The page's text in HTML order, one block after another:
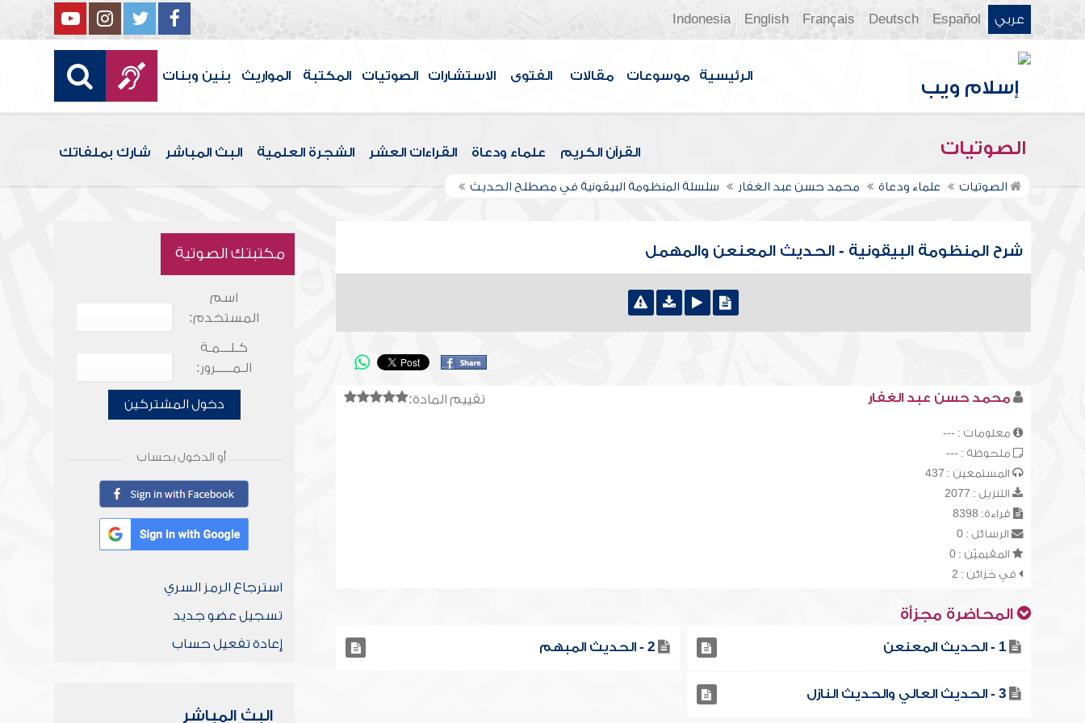
عربي Español
Deutsch
Français
English
Indonesia
الرئيسية موسوعات مقالات الفتوى الاستشارات الصوتيات المكتبة المواريث بنين وبنات
الصوتيات القرآن الكريم علماء ودعاة القراءات العشر الشجرة العلمية البث المباشر شارك بملفاتك
الصوتيات علماء ودعاة محمد حسن عبد الغفار سلسلة المنظومة البيقونية في مصطلح الحديث
شرح المنظومة البيقونية - الحديث المعنعن والمهمل
تقييم المادة: محمد حسن عبد الغفار
معلومات : ---
ملحوظة : ---
المستمعين : 437
التنزيل : 2077
قراءة: 8398
الرسائل : 0
المقيميّن : 0
في خزائن : 2
المحاضرة مجزأة
1 - الحديث المعنعن 2 - الحديث المبهم
3 - الحديث العالي والحديث النازل
مكتبتك الصوتية
اسم
المستخدم:
كـلـــمـة
الـمـــــرور:
دخول المشتركين
أو الدخول بحساب
استرجاع الرمز السري
تسجيل عضو جديد
إعادة تفعيل حساب
البث المباشر